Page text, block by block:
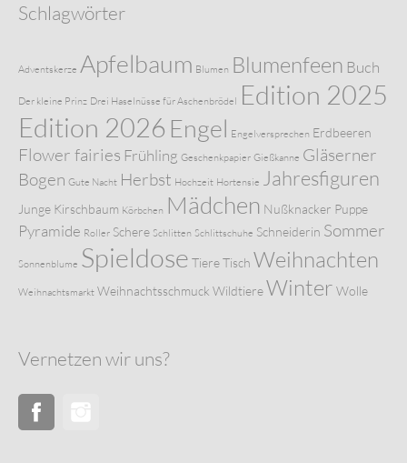
Schlagwörter
Adventskerze Apfelbaum Blumen Blumenfeen Buch
Der kleine Prinz Drei Haselnüsse für Aschenbrödel Edition 2025
Edition 2026 Engel Engelversprechen Erdbeeren
Flower fairies Frühling Geschenkpapier Gießkanne Gläserner
Bogen Gute Nacht Herbst Hochzeit Hortensie Jahresfiguren
Junge Kirschbaum Körbchen Mädchen Nußknacker Puppe
Pyramide Roller Schere Schlitten Schlittschuhe Schneiderin Sommer
Sonnenblume Spieldose TiereTisch Weihnachten
Weihnachtsmarkt Weihnachtsschmuck WildtiereWinter Wolle
Vernetzen wir uns?